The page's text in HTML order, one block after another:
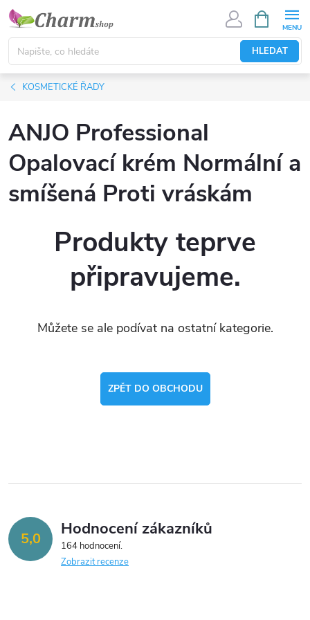
Přejít
obsah
HLEDAT
NÁKUPNÍ
KOŠÍK
KOSMETICKÉ ŘADY
ANJO Professional
Opalovací krém Normální a
smíšená Proti vráskám
Produkty teprve
připravujeme.
Můžete se ale podívat na ostatní kategorie.
ZPĚT DO OBCHODU
5,0 Hodnocení zákazníků
164 hodnocení
Zobrazit recenze